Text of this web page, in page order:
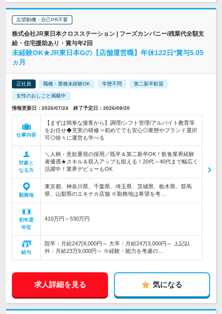
志望動機・自己PR不要
株式会社JR東日本クロスステーション | フーズカンパニー/残業代全額支
給・住宅援助あり・賞与年2回
未経験OK★JR東日本Gの【店舗運営職】年休122日*賞与5.05
ヵ月
正社員 職種・業種未経験OK 学歴不問 第二新卒歓迎
女性のおしごと掲載中
情報更新日：2026/07/24 終了予定日：2026/08/20
仕事内容
【まずは簡単な接客から】調理/シフト管理/アルバイト教育等
をお任せ◆充実の研修⇒初めてでも安心◎業態やブランド選択
可◎徐々に運営も学べる
対象と
なる方
＼人柄・意欲重視の採用／既卒＆第二新卒OK！飲食業界経験
者優遇★スキル＆収入アップも狙える！20代～40代まで幅広く
活躍中！業界デビューもOK
勤務地
東京都、神奈川県、千葉県、埼玉県、茨城県、栃木県、群馬
県、山梨県のエキナカ店舗 ※勤務地は希望を考…
初年度
年収
410万円～530万円
給与
院卒：月給24万8,000円～ 大卒：月給24万3,000円～ 上記以
外：月給23万9,000円～ ※経験・能力を考慮の…
求人詳細を見る 気になる